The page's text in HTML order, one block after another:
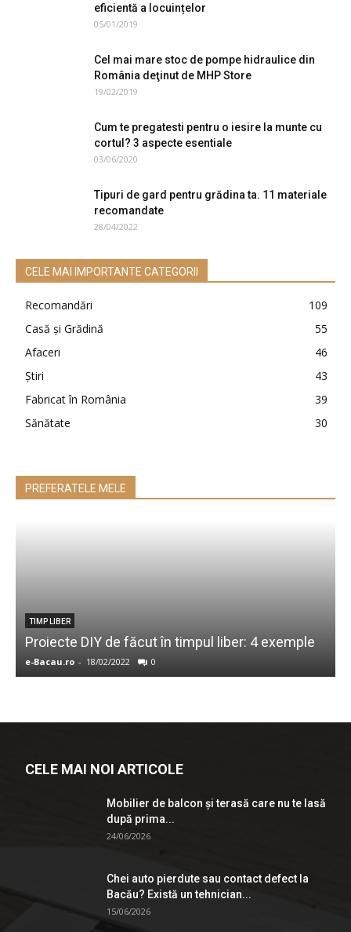
eficientă a locuințelor
05/01/2019
Cel mai mare stoc de pompe hidraulice din
România deţinut de MHP Store
19/02/2019
Cum te pregatesti pentru o iesire la munte cu
cortul? 3 aspecte esentiale
03/06/2020
Tipuri de gard pentru grădina ta. 11 materiale
recomandate
28/04/2022
CELE MAI IMPORTANTE CATEGORII
Recomandări
109
Casă şi Grădină
55
Afaceri
46
Ştiri
43
Fabricat în România
39
Sănătate
30
PREFERATELE MELE
TIMP LIBER
Proiecte DIY de făcut în timpul liber: 4 exemple
e-Bacau.ro - 18/02/2022 0
CELE MAI NOI ARTICOLE
Mobilier de balcon și terasă care nu te lasă
după prima...
24/06/2026
Chei auto pierdute sau contact defect la
Bacău? Există un tehnician...
15/06/2026